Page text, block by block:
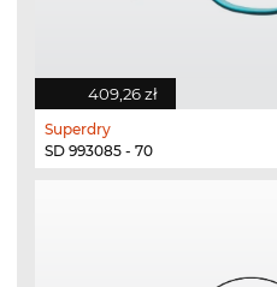
409,26 zł
Superdry
SD 993085 - 70